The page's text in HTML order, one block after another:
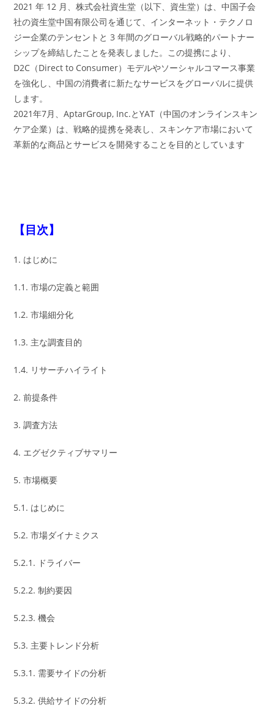
2021 年 12 月、株式会社資生堂（以下、資生堂）は、中国子会
社の資生堂中国有限公司を通じて、インターネット・テクノロ
ジー企業のテンセントと 3 年間のグローバル戦略的パートナー
シップを締結したことを発表しました。この提携により、
D2C（Direct to Consumer）モデルやソーシャルコマース事業
を強化し、中国の消費者に新たなサービスをグローバルに提供
します。
2021年7月、AptarGroup, Inc.とYAT（中国のオンラインスキン
ケア企業）は、戦略的提携を発表し、スキンケア市場において
革新的な商品とサービスを開発することを目的としています
【目次】
1. はじめに
1.1. 市場の定義と範囲
1.2. 市場細分化
1.3. 主な調査目的
1.4. リサーチハイライト
2. 前提条件
3. 調査方法
4. エグゼクティブサマリー
5. 市場概要
5.1. はじめに
5.2. 市場ダイナミクス
5.2.1. ドライバー
5.2.2. 制約要因
5.2.3. 機会
5.3. 主要トレンド分析
5.3.1. 需要サイドの分析
5.3.2. 供給サイドの分析